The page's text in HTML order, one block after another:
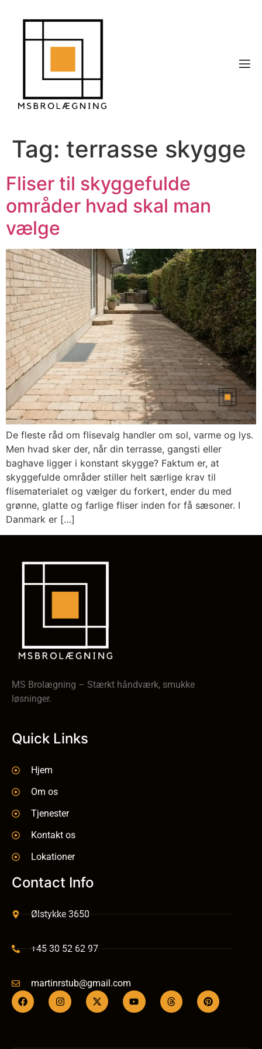
Tag: terrasse skygge
Fliser til skyggefulde
områder hvad skal man
vælge
De fleste råd om flisevalg handler om sol, varme og lys.
Men hvad sker der, når din terrasse, gangsti eller
baghave ligger i konstant skygge? Faktum er, at
skyggefulde områder stiller helt særlige krav til
flisematerialet og vælger du forkert, ender du med
grønne, glatte og farlige fliser inden for få sæsoner. I
Danmark er […]
MS Brolægning – Stærkt håndværk, smukke
løsninger.
Quick Links
Hjem
Om os
Tjenester
Kontakt os
Lokationer
Contact Info
Ølstykke 3650
+45 30 52 62 97
martinrstub@gmail.com